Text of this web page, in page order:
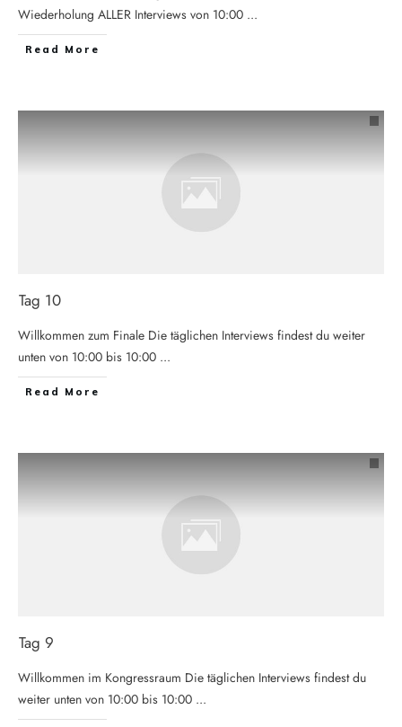
Wiederholung ALLER Interviews von 10:00 ...
Read More
Tag 10
Willkommen zum Finale Die täglichen Interviews findest du weiter
unten von 10:00 bis 10:00 ...
Read More
Tag 9
Willkommen im Kongressraum Die täglichen Interviews findest du
weiter unten von 10:00 bis 10:00 ...